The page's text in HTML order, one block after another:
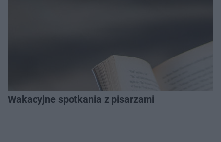
Wakacyjne spotkania z pisarzami